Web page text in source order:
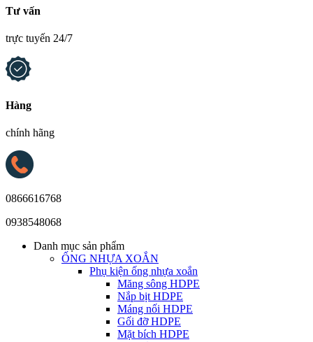
Tư vấn
trực tuyến 24/7
Hàng
chính hãng
0866616768
0938548068
Danh mục sản phẩm
ỐNG NHỰA XOẮN
Phụ kiện ống nhựa xoắn
Măng sông HDPE
Nắp bịt HDPE
Máng nối HDPE
Gối đỡ HDPE
Mặt bích HDPE